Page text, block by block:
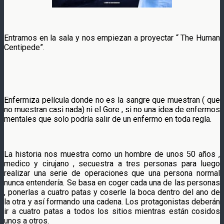
Entramos en la sala y nos empiezan a proyectar “ The Human
Centipede”.
Enfermiza película donde no es la sangre que muestran ( que
no muestran casi nada) ni el Gore , si no una idea de enfermos
mentales que solo podría salir de un enfermo en toda regla.
La historia nos muestra como un hombre de unos 50 años ,
medico y cirujano , secuestra a tres personas para luego
realizar una serie de operaciones que una persona normal
nunca entendería. Se basa en coger cada una de las personas
, ponerlas a cuatro patas y coserle la boca dentro del ano de
la otra y así formando una cadena. Los protagonistas deberán
ir a cuatro patas a todos los sitios mientras están cosidos
unos a otros.